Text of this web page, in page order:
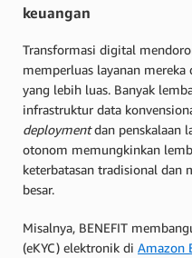
keuangan
Transformasi digital
memperluas layanan
yang lebih luas. Banyak
infrastruktur data
deploymentdan penskalaan
otonom memungkinkan
keterbatasan tradisional dan
besar.
Misalnya, BENEFIT
(eKYC) elektronik di Amazon